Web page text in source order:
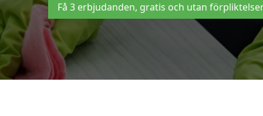
Få 3 erbjudanden, gratis och utan